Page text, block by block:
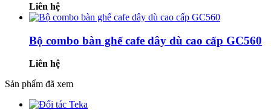
Liên hệ
Bộ combo bàn ghế cafe dây dù cao cấp GC560
Liên hệ
Sản phẩm đã xem